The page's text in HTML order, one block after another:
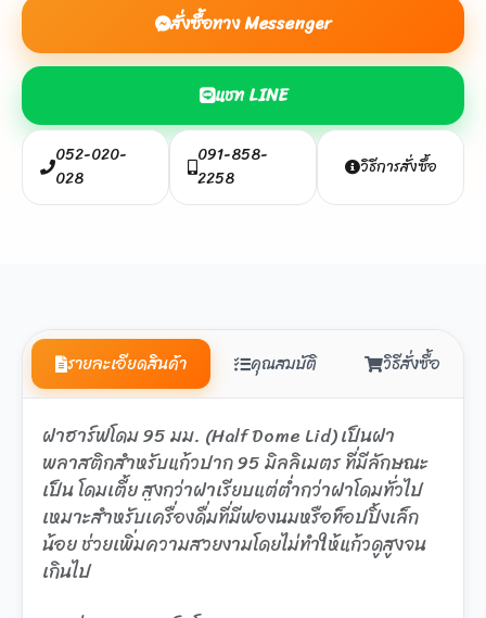
สั่งซื้อทาง Messenger
แชท LINE
052-020-
028
091-858-
2258
วิธีการสั่งซื้อ
รายละเอียดสินค้า คุณสมบัติ วิธีสั่งซื้อ
ฝาฮาร์ฟโดม 95 มม. (Half Dome Lid) เป็นฝา
พลาสติกสำหรับแก้วปาก 95 มิลลิเมตร ที่มีลักษณะ
เป็น โดมเตี้ย สูงกว่าฝาเรียบแต่ต่ำกว่าฝาโดมทั่วไป
เหมาะสำหรับเครื่องดื่มที่มีฟองนมหรือท็อปปิ้งเล็ก
น้อย ช่วยเพิ่มความสวยงามโดยไม่ทำให้แก้วดูสูงจน
เกินไป